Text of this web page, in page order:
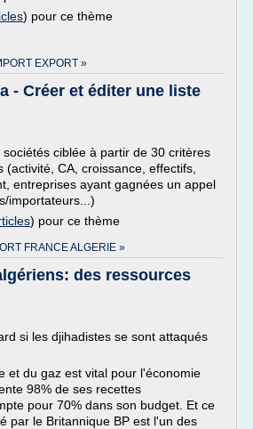
) pour ce thème
EXPORT »
- Créer et éditer une liste
ciblée à partir de 30 critères
(activité, CA, croissance, effectifs,
entreprises ayant gagnées un appel
importateurs...)
) pour ce thème
FRANCE ALGERIE »
des ressources
si les djihadistes se sont attaqués
et du gaz est vital pour l'économie
98% de ses recettes
pour 70% dans son budget. Et ce
par le Britannique BP est l'un des